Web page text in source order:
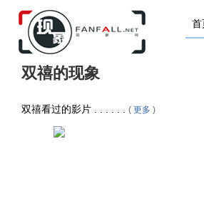
首
双禧的现象
双禧看过的影片 . . . . . . ( 更多 )